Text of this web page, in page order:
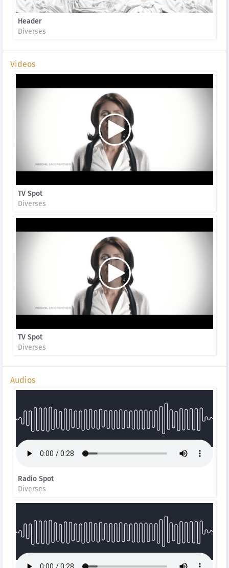
Header
Diverses
Videos
TV Spot
Diverses
TV Spot
Diverses
Audios
Radio Spot
Diverses